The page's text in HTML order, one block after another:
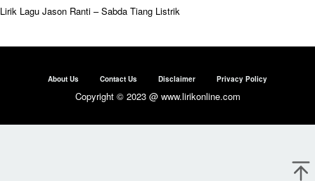
Lirik Lagu Jason Ranti – Sabda Tiang Listrik
About Us Contact Us Disclaimer Privacy Policy
Copyright © 2023 @ www.lirikonline.com